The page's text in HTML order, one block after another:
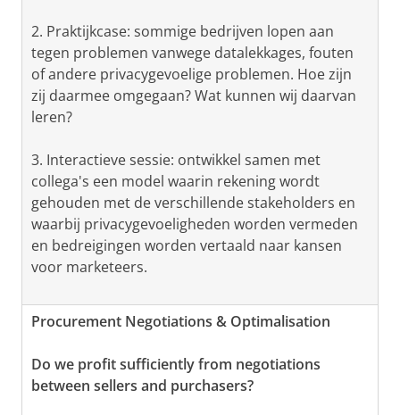
2. Praktijkcase: sommige bedrijven lopen aan
tegen problemen vanwege datalekkages, fouten
of andere privacygevoelige problemen. Hoe zijn
zij daarmee omgegaan? Wat kunnen wij daarvan
leren?
3. Interactieve sessie: ontwikkel samen met
collega's een model waarin rekening wordt
gehouden met de verschillende stakeholders en
waarbij privacygevoeligheden worden vermeden
en bedreigingen worden vertaald naar kansen
voor marketeers.
Procurement Negotiations & Optimalisation
Do we profit sufficiently from negotiations
between sellers and purchasers?